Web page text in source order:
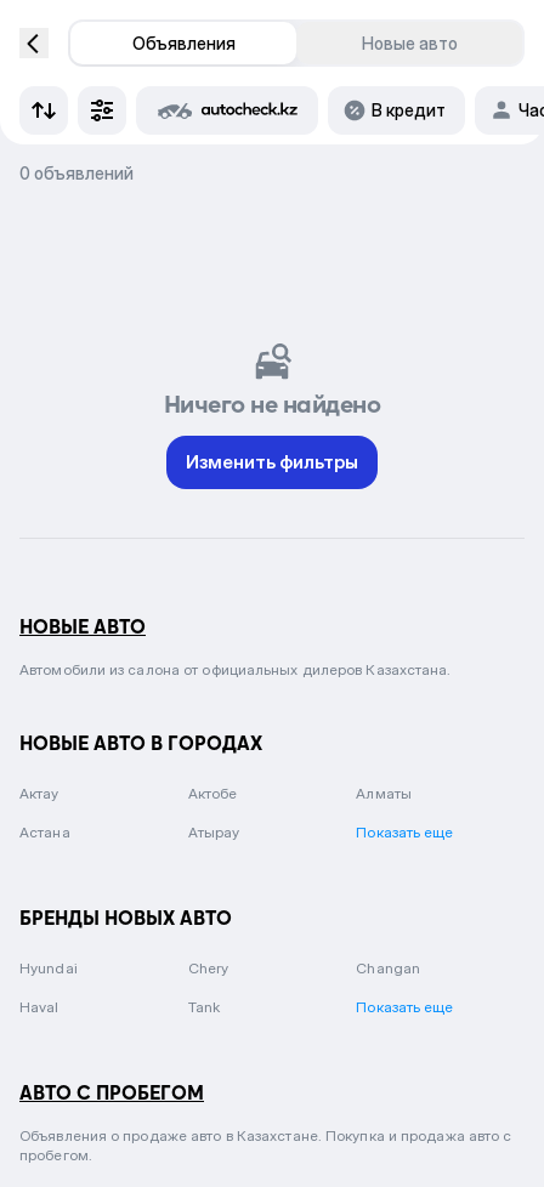
Объявления Новые авто
В кредит
0 объявлений
Ничего не найдено
Изменить фильтры
НОВЫЕ АВТО
Автомобили из салона от официальных дилеров Казахстана.
НОВЫЕ АВТО В ГОРОДАХ
Актау Актобе Алматы
Астана Атырау Показать еще
БРЕНДЫ НОВЫХ АВТО
Hyundai Chery Changan
Haval Tank Показать еще
АВТО С ПРОБЕГОМ
Объявления о продаже авто в Казахстане. Покупка и продажа авто с
пробегом.